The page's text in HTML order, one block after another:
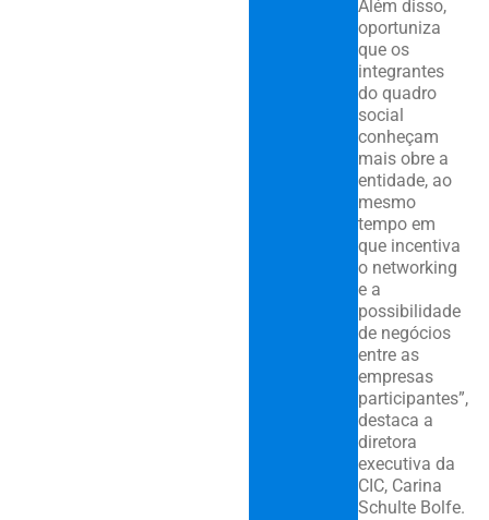
Além disso,
oportuniza
que os
integrantes
do quadro
social
conheçam
mais obre a
entidade, ao
mesmo
tempo em
que incentiva
o networking
e a
possibilidade
de negócios
entre as
empresas
participantes”,
destaca a
diretora
executiva da
CIC, Carina
Schulte Bolfe.